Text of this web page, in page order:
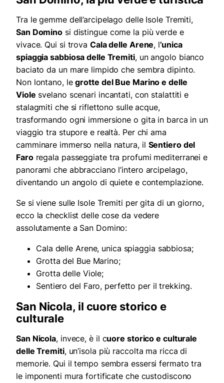
Tra le gemme dell’arcipelago delle Isole Tremiti,
San Domino si distingue come la più verde e
vivace. Qui si trova Cala delle Arene, l’unica
spiaggia sabbiosa delle Tremiti, un angolo bianco
baciato da un mare limpido che sembra dipinto.
Non lontano, legrotte del Bue Marino e delle
Viole svelano scenari incantati, con stalattiti e
stalagmiti che si riflettono sulle acque,
trasformando ogni immersione o gita in barca in un
viaggio tra stupore e realtà. Per chi ama
camminare immerso nella natura, il Sentiero del
Faroregala passeggiate tra profumi mediterranei e
panorami che abbracciano l’intero arcipelago,
diventando un angolo di quiete e contemplazione.
Se si viene sulle Isole Tremiti per gita di un giorno,
ecco la checklist delle cose da vedere
assolutamente a San Domino:
Cala delle Arene, unica spiaggia sabbiosa;
Grotta del Bue Marino;
Grotta delle Viole;
Sentiero del Faro, perfetto per il trekking.
San Nicola, il cuore storico e
culturale
San Nicola, invece, è il cuore storico e culturale
delle Tremiti, un’isola più raccolta ma ricca di
memorie. Qui il tempo sembra essersi fermato tra
le imponenti mura fortificate che custodiscono